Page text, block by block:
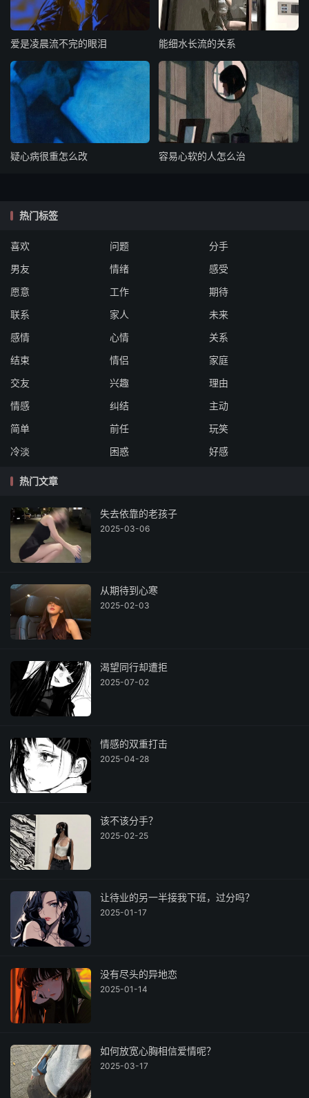
爱是凌晨流不完的眼泪 能细水长流的关系
疑心病很重怎么改 容易心软的人怎么治
热门标签
喜欢 问题
分手
男友
情绪
感受
愿意
工作
期待
联系
家人
未来
感情
心情
关系
结束
情侣
家庭
交友
兴趣
理由
情感
纠结
主动
简单
前任
玩笑
冷淡
困惑 好感
热门文章
失去依靠的老孩子
2025-03-06
从期待到心寒
2025-02-03
渴望同行却遭拒
2025-07-02
情感的双重打击
2025-04-28
该不该分手？
2025-02-25
让待业的另一半接我下班，过分吗？
2025-01-17
没有尽头的异地恋
2025-01-14
如何放宽心胸相信爱情呢？
2025-03-17